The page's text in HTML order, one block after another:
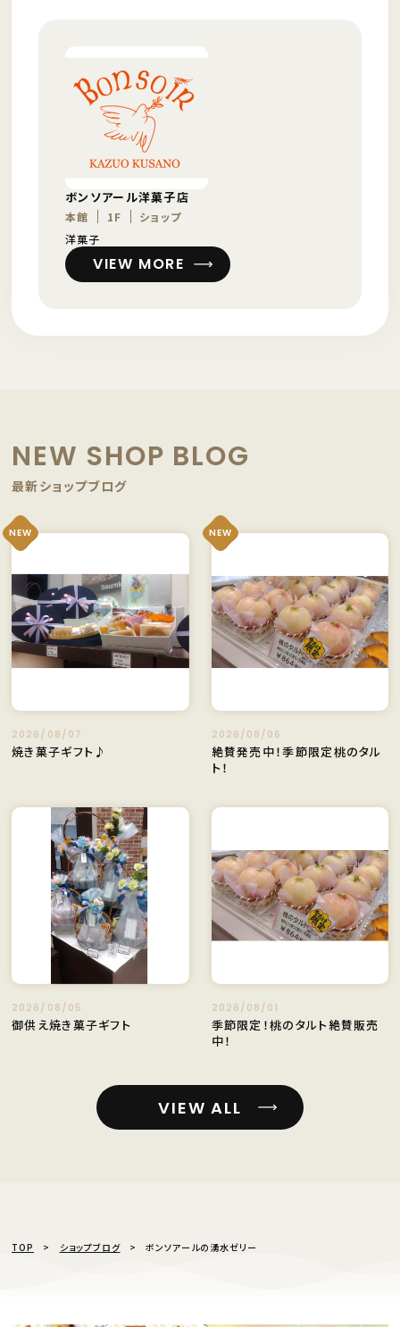
ボンソアール洋菓子店
本館 1F
ショップ
洋菓子
VIEW MORE
NEW SHOP BLOG
最新ショップブログ
NEW
2026/08/07
焼き菓子ギフト♪
NEW
2026/08/06
絶賛発売中！季節限定桃のタル
ト！
2026/08/05
御供え焼き菓子ギフト
2026/08/01
季節限定！桃のタルト絶賛販売
中！
VIEW ALL
TOP ショップブログ ボンソアールの湧水ゼリー